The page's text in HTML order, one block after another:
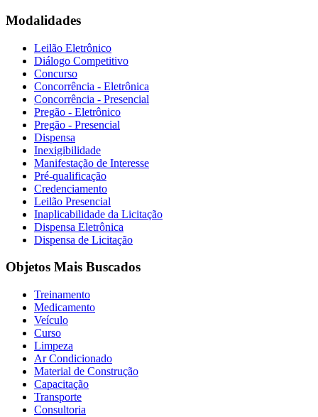
Modalidades
Leilão Eletrônico
Diálogo Competitivo
Concurso
Concorrência - Eletrônica
Concorrência - Presencial
Pregão - Eletrônico
Pregão - Presencial
Dispensa
Inexigibilidade
Manifestação de Interesse
Pré-qualificação
Credenciamento
Leilão Presencial
Inaplicabilidade da Licitação
Dispensa Eletrônica
Dispensa de Licitação
Objetos Mais Buscados
Treinamento
Medicamento
Veículo
Curso
Limpeza
Ar Condicionado
Material de Construção
Capacitação
Transporte
Consultoria